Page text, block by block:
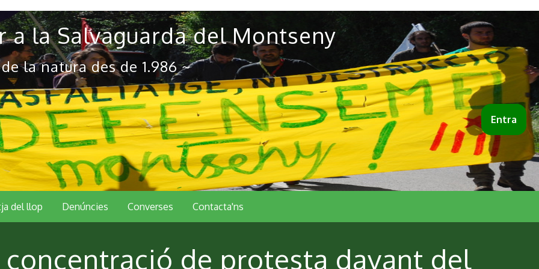
a la Salvaguarda del Montseny
la natura des de 1.986 ~
Entra
del llop Denúncies Converses Contacta'ns
de protesta davant del